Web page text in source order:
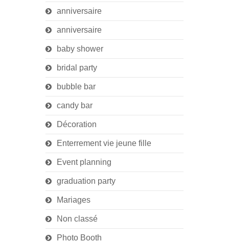
anniversaire
anniversaire
baby shower
bridal party
bubble bar
candy bar
Décoration
Enterrement vie jeune fille
Event planning
graduation party
Mariages
Non classé
Photo Booth